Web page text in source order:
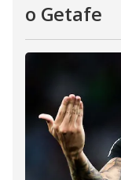
o Getafe